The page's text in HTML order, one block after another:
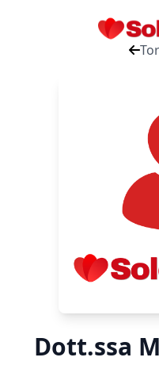
Dott.ssa